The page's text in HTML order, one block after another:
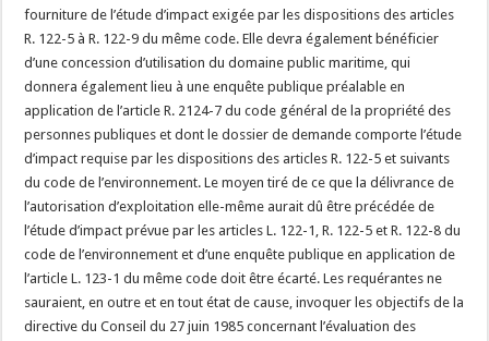
fourniture de l’étude d’impact exigée par les dispositions des articles
R. 122-5 à R. 122-9 du même code. Elle devra également bénéficier
d’une concession d’utilisation du domaine public maritime, qui
donnera également lieu à une enquête publique préalable en
application de l’article R. 2124-7 du code général de la propriété des
personnes publiques et dont le dossier de demande comporte l’étude
d’impact requise par les dispositions des articles R. 122-5 et suivants
du code de l’environnement. Le moyen tiré de ce que la délivrance de
l’autorisation d’exploitation elle-même aurait dû être précédée de
l’étude d’impact prévue par les articles L. 122-1, R. 122-5 et R. 122-8 du
code de l’environnement et d’une enquête publique en application de
l’article L. 123-1 du même code doit être écarté. Les requérantes ne
sauraient, en outre et en tout état de cause, invoquer les objectifs de la
directive du Conseil du 27 juin 1985 concernant l’évaluation des